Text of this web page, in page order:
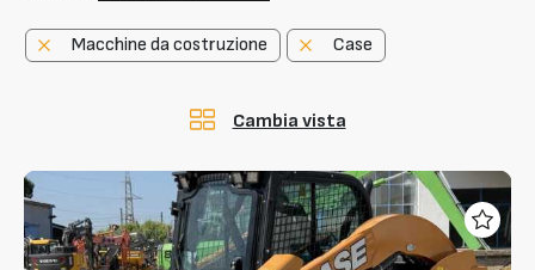
Macchine da costruzione Case
Cambia vista